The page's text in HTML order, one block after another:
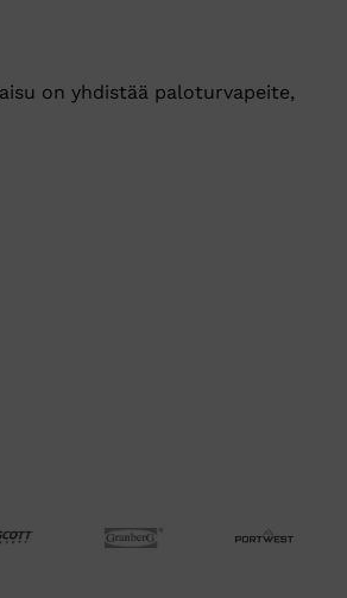
on yhdistää paloturvapeite,